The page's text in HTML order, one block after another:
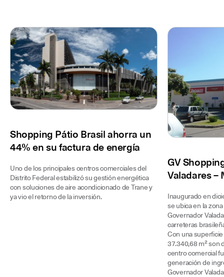
Shopping Pátio Brasil ahorra un
44% en su factura de energía
Uno de los principales centros comerciales del
Distrito Federal estabilizó su gestión energética
con soluciones de aire acondicionado de Trane y
ya vio el retorno de la inversión.
GV
Valadares –
Inaugurado en
se ubica en la
Governador
carreteras
Con una
37.340,68 m² son
centro comercial
generación de
Governador